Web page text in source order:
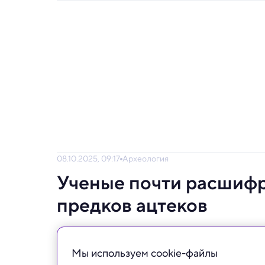
08.10.2025, 09:17 Археология
Ученые почти
предков ацтеков
Древний мегаполис Теотиуакан в
уверены, что открытие перевернет
Мы используем сookie-файлы